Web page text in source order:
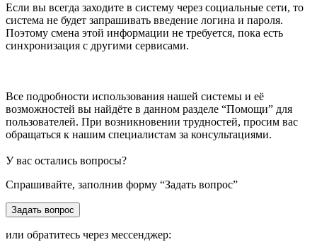
Если вы всегда заходите в систему через социальные сети, то
система не будет запрашивать введение логина и пароля.
Поэтому смена этой информации не требуется, пока есть
синхронизация с другими сервисами.
Все подробности использования нашей системы и её
возможностей вы найдёте в данном разделе “Помощи” для
пользователей. При возникновении трудностей, просим вас
обращаться к нашим специалистам за консультациями.
У вас остались вопросы?
Спрашивайте, заполнив форму “Задать вопрос”
Задать вопрос
или обратитесь через мессенджер: